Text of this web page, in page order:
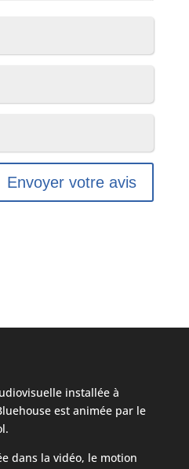
Envoyer votre avis
installée à
est animée par le
dans la vidéo, le motion